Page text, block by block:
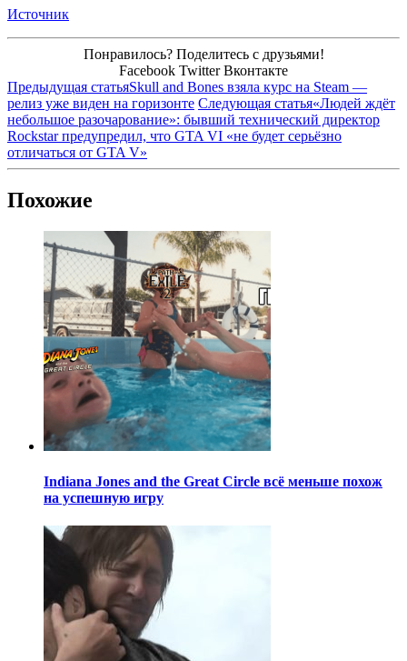
Источник
Понравилось? Поделитесь с друзьями!
Facebook Twitter Вконтакте
Предыдущая статьяSkull and Bones взяла курс на Steam —
релиз уже виден на горизонте Следующая статья«Людей ждёт
небольшое разочарование»: бывший технический директор
Rockstar предупредил, что GTA VI «не будет серьёзно
отличаться от GTA V»
Похожие
Indiana Jones and the Great Circle всё меньше похож
на успешную игру